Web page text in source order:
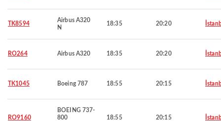
TK8594
Airbus A320
N
18:35 20:20
RO264 Airbus A320 18:35 20:20
TK1045 Boeing 787 18:55 20:15
RO9160
BOEING 737-
800
18:55 20:15